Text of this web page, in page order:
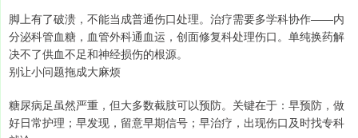
脚上有了破溃，不能当成普通伤口处理。治疗需要多学科协作——内
分泌科管血糖，血管外科通血运，创面修复科处理伤口。单纯换药解
决不了供血不足和神经损伤的根源。
别让小问题拖成大麻烦
糖尿病足虽然严重，但大多数截肢可以预防。关键在于：早预防，做
好日常护理；早发现，留意早期信号；早治疗，出现伤口及时找专科